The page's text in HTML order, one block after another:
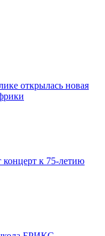
открылась новая
концерт к 75-летию